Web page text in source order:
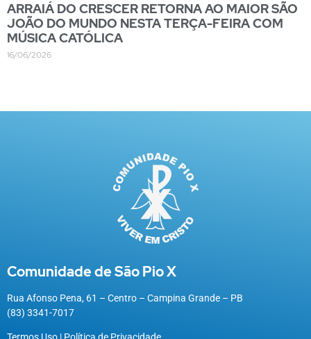
ARRAIÁ DO CRESCER RETORNA AO MAIOR SÃO
JOÃO DO MUNDO NESTA TERÇA-FEIRA COM
MÚSICA CATÓLICA
16/06/2026
Comunidade de São Pio X
Rua Afonso Pena, 61 – Centro – Campina Grande – PB
(83) 3341-7017